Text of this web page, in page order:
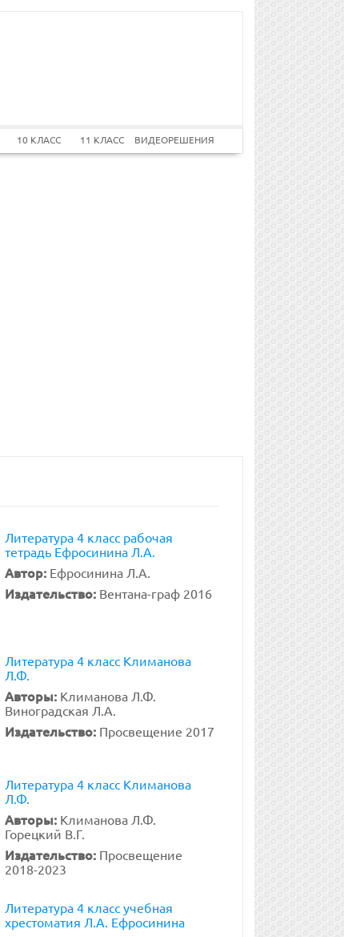
10 КЛАСС 11 КЛАСС ВИДЕОРЕШЕНИЯ
Литература 4 класс рабочая
тетрадь Ефросинина Л.А.
Автор: Ефросинина Л.А.
Издательство: Вентана-граф 2016
Литература 4 класс Климанова
Л.Ф.
Авторы: Климанова Л.Ф.
Виноградская Л.А.
Издательство: Просвещение 2017
Литература 4 класс Климанова
Л.Ф.
Авторы: Климанова Л.Ф.
Горецкий В.Г.
Издательство: Просвещение
2018-2023
Литература 4 класс учебная
хрестоматия Л.А. Ефросинина